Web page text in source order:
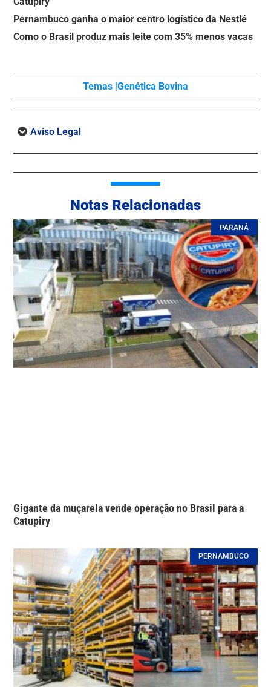
Pernambuco ganha o maior centro logístico da Nestlé
Como o Brasil produz mais leite com 35% menos vacas
Temas | Genética Bovina
Aviso Legal
Notas Relacionadas
PARANÁ
Gigante da muçarela vende operação no Brasil para a
Catupiry
PERNAMBUCO